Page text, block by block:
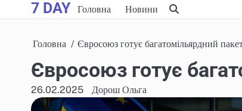
to
7 DAY Головна Новини
Головна Євросоюз готує багатомільярдний
Євросоюз готує
26.02.2025 Дорош Ольга